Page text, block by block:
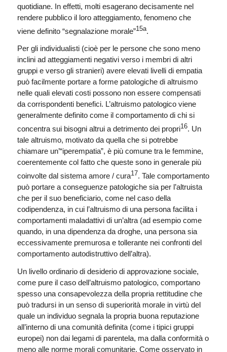
quotidiane. In effetti, molti esagerano decisamente nel
rendere pubblico il loro atteggiamento, fenomeno che
viene definito “segnalazione morale”15a.
Per gli individualisti (cioè per le persone che sono meno
inclini ad atteggiamenti negativi verso i membri di altri
gruppi e verso gli stranieri) avere elevati livelli di empatia
può facilmente portare a forme patologiche di altruismo
nelle quali elevati costi possono non essere compensati
da corrispondenti benefici. L’altruismo patologico viene
generalmente definito come il comportamento di chi si
concentra sui bisogni altrui a detrimento dei propri16. Un
tale altruismo, motivato da quella che si potrebbe
chiamare un’“iperempatia”, è più comune tra le femmine,
coerentemente col fatto che queste sono in generale più
coinvolte dal sistema amore / cura17. Tale comportamento
può portare a conseguenze patologiche sia per l’altruista
che per il suo beneficiario, come nel caso della
codipendenza, in cui l’altruismo di una persona facilita i
comportamenti maladattivi di un’altra (ad esempio come
quando, in una dipendenza da droghe, una persona sia
eccessivamente premurosa e tollerante nei confronti del
comportamento autodistruttivo dell’altra).
Un livello ordinario di desiderio di approvazione sociale,
come pure il caso dell’altruismo patologico, comportano
spesso una consapevolezza della propria rettitudine che
può tradursi in un senso di superiorità morale in virtù del
quale un individuo segnala la propria buona reputazione
all’interno di una comunità definita (come i tipici gruppi
europei) non dai legami di parentela, ma dalla conformità o
meno alle norme morali comunitarie. Come osservato in